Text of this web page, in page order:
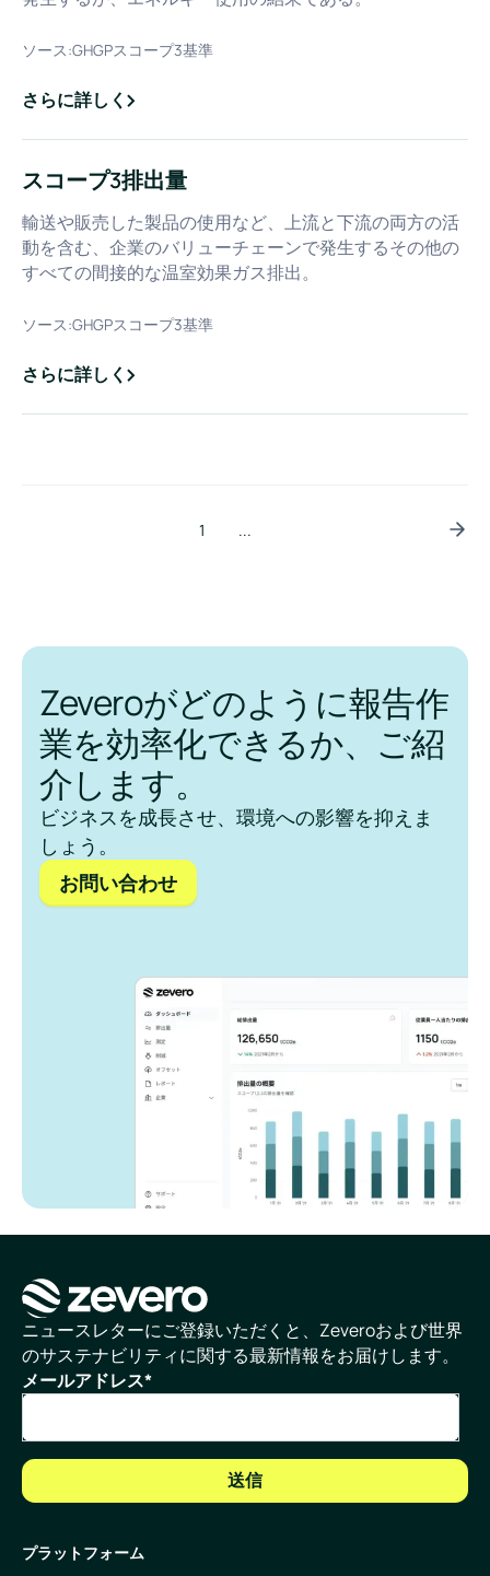
ソース:GHGPスコープ3基準
さらに詳しく
about
スコープ2排出量
スコープ3排出量
輸送や販売した製品の使用など、上流と下流の両方の活
動を含む、企業のバリューチェーンで発生するその他の
すべての間接的な温室効果ガス排出。
ソース:GHGPスコープ3基準
さらに詳しく
about
スコープ3排出量
1 ...
Zeveroがどのように報告作
業を効率化できるか、ご紹
介します。
ビジネスを成長させ、環境への影響を抑えま
しょう。
お問い合わせ
ホームページ
ニュースレターにご登録いただくと、Zeveroおよび世界
のサステナビリティに関する最新情報をお届けします。
メールアドレス*
プラットフォーム